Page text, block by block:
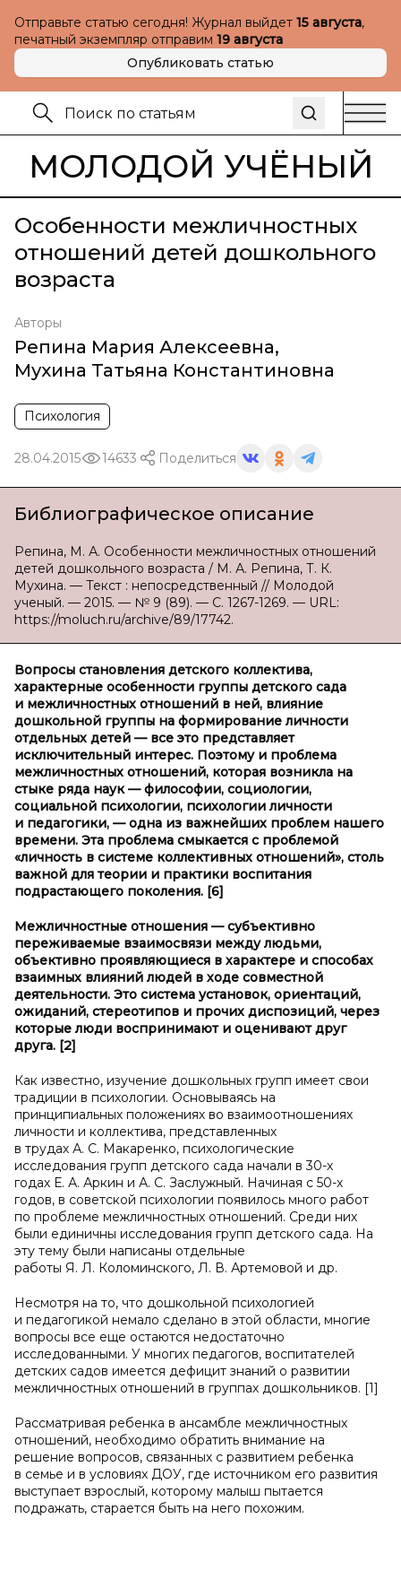
Отправьте статью сегодня! Журнал выйдет 15 августа,
печатный экземпляр отправим 19 августа
Опубликовать статью
МОЛОДОЙ УЧЁНЫЙ
Особенности межличностных
отношений детей дошкольного
возраста
Авторы
Репина Мария Алексеевна,
Мухина Татьяна Константиновна
Психология
28.04.2015 14633 Поделиться
Библиографическое описание
Репина, М. А. Особенности межличностных отношений
детей дошкольного возраста / М. А. Репина, Т. К.
Мухина. — Текст : непосредственный // Молодой
ученый. — 2015. — № 9 (89). — С. 1267-1269. — URL:
https://moluch.ru/archive/89/17742.
Вопросы становления детского коллектива,
характерные особенности группы детского сада
и межличностных отношений в ней, влияние
дошкольной группы на формирование личности
отдельных детей — все это представляет
исключительный интерес. Поэтому и проблема
межличностных отношений, которая возникла на
стыке ряда наук — философии, социологии,
социальной психологии, психологии личности
и педагогики, — одна из важнейших проблем нашего
времени. Эта проблема смыкается с проблемой
«личность в системе коллективных отношений», столь
важной для теории и практики воспитания
подрастающего поколения. [6]
Межличностные отношения — субъективно
переживаемые взаимосвязи между людьми,
объективно проявляющиеся в характере и способах
взаимных влияний людей в ходе совместной
деятельности. Это система установок, ориентаций,
ожиданий, стереотипов и прочих диспозиций, через
которые люди воспринимают и оценивают друг
друга. [2]
Как известно, изучение дошкольных групп имеет свои
традиции в психологии. Основываясь на
принципиальных положениях во взаимоотношениях
личности и коллектива, представленных
в трудах А. С. Макаренко, психологические
исследования групп детского сада начали в 30-х
годах Е. А. Аркин и А. С. Заслужный. Начиная с 50-х
годов, в советской психологии появилось много работ
по проблеме межличностных отношений. Среди них
были единичны исследования групп детского сада. На
эту тему были написаны отдельные
работы Я. Л. Коломинского, Л. В. Артемовой и др.
Несмотря на то, что дошкольной психологией
и педагогикой немало сделано в этой области, многие
вопросы все еще остаются недостаточно
исследованными. У многих педагогов, воспитателей
детских садов имеется дефицит знаний о развитии
межличностных отношений в группах дошкольников. [1]
Рассматривая ребенка в ансамбле межличностных
отношений, необходимо обратить внимание на
решение вопросов, связанных с развитием ребенка
в семье и в условиях ДОУ, где источником его развития
выступает взрослый, которому малыш пытается
подражать, старается быть на него похожим.